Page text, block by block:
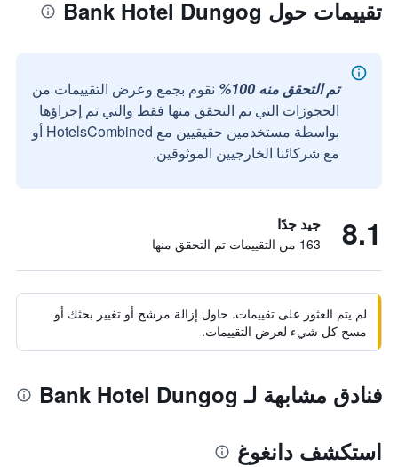
تقييمات حول Bank Hotel Dungog
تم التحقق منه 100%
نقوم بجمع وعرض التقييمات من
الحجوزات التي تم التحقق منها فقط والتي تم إجراؤها
بواسطة مستخدمين حقيقيين مع HotelsCombined أو
مع شركائنا الخارجيين الموثوقين.
8.1 جيد جدًا
163 من التقييمات تم التحقق منها
لم يتم العثور على تقييمات. حاول إزالة مرشح أو تغيير بحثك أو
مسح كل شيء لعرض التقييمات.
فنادق مشابهة لـ Bank Hotel Dungog
استكشف دانغوغ